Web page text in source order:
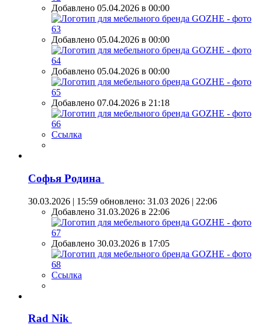
Добавлено 05.04.2026 в 00:00
Добавлено 05.04.2026 в 00:00
Добавлено 05.04.2026 в 00:00
Добавлено 07.04.2026 в 21:18
Ссылка
Софья Родина
30.03.2026 | 15:59 обновлено: 31.03 2026 | 22:06
Добавлено 31.03.2026 в 22:06
Добавлено 30.03.2026 в 17:05
Ссылка
Rad Nik